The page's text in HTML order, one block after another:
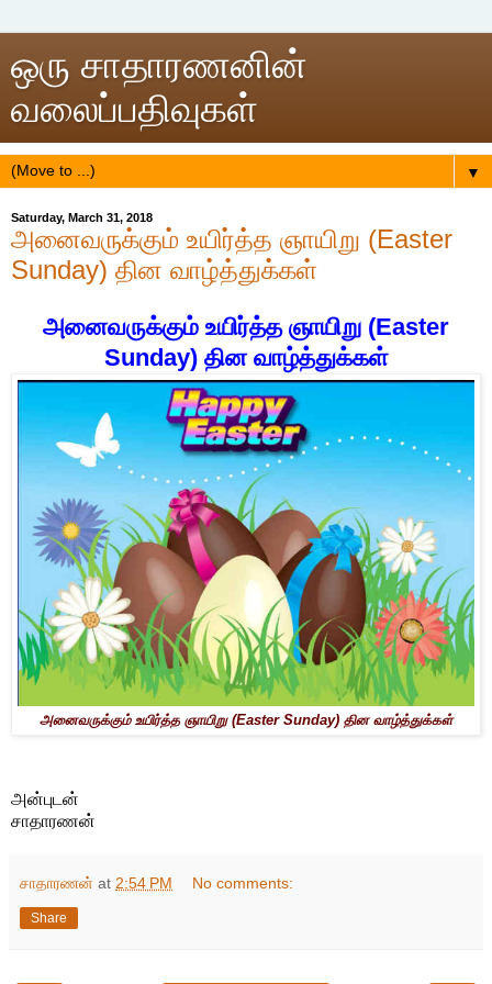
ஒரு சாதாரணனின்
வலைப்பதிவுகள்
▼
Saturday, March 31, 2018
அனைவருக்கும் உயிர்த்த ஞாயிறு (Easter
Sunday) தின வாழ்த்துக்கள்
அனைவருக்கும் உயிர்த்த ஞாயிறு (Easter
Sunday) தின வாழ்த்துக்கள்
அனைவருக்கும் உயிர்த்த ஞாயிறு (Easter Sunday) தின வாழ்த்துக்கள்
அன்புடன்
சாதாரணன்
சாதாரணன் at 2:54 PM No comments:
Share